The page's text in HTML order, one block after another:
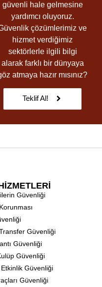
güvenli hale gelmesine
yardımcı oluyoruz.
çözümlerimiz ve
hizmet verdiğimiz
sektörlerle ilgili bilgi
alarak farklı bir dünyaya
atmaya hazır mısınız?
Teklif Al!
Güvenliği
Güvenliği
Güvenliği
Güvenliği
Güvenliği
Güvenliği